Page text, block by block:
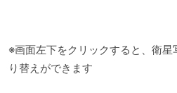
※画面左下をクリックすると、衛
り替えができます